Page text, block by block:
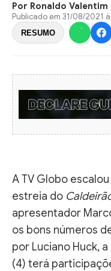
Por Ronaldo Valentim
Publicado em 31/08/2021
RESUMO
A TV Globo
estreia do
apresentador
os bons números
por Luciano Huck,
(4) terá